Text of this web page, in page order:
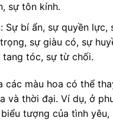
sự tôn kính.
Sự bí ẩn, sự quyền lực,
sự giàu có, sự
tang tóc, sự từ chối.
các màu hoa có thể
và thời đại. Ví dụ, ở
tượng của tình yêu,